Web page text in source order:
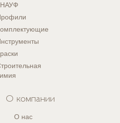
О компании
О нас